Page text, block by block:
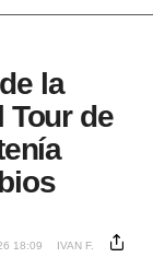
la
Tour de
18:09 IVAN F.